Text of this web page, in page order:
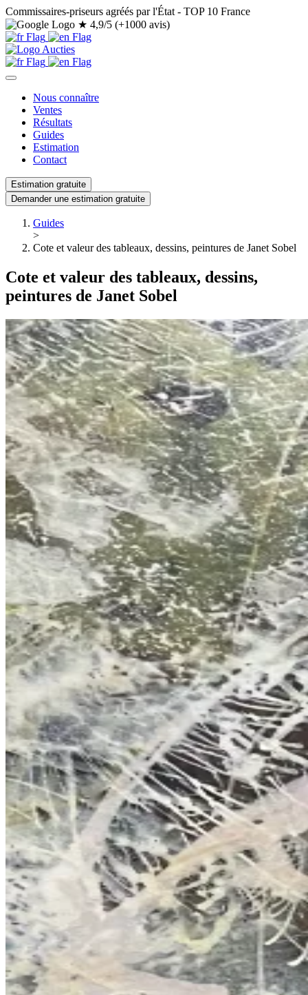
Commissaires-priseurs agréés par l'État - TOP 10 France
★ 4,9/5 (+1000 avis)
Nous connaître
Ventes
Résultats
Guides
Estimation
Contact
Estimation gratuite
Demander une estimation gratuite
Guides
>
Cote et valeur des tableaux, dessins, peintures de Janet Sobel
Cote et valeur des tableaux, dessins,
peintures de Janet Sobel